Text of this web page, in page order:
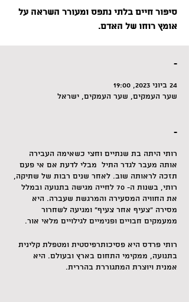
סיפור חיים בלתי נתפס ומעורר השראה על
אומץ רוחו של האדם.
-
24 ביוני 2023, 19:00
שער העמקים, שער העמקים, ישראל
-
רותי היתה בת שנתיים וחצי כשאימה העבירה
אותה מעבר לגדר התיל מבלי לדעת אם אי פעם
תזכה לראותה שוב. לאחר שנים רבות של שתיקה,
רותי, בשנות ה- 70 לחייה מגישה בתנועה ובמלל
את החוויה המסעירה והמרגשת שעברה. היא
מסירה "צעיף אחר צעיף" ומגיעה לשחרור
ממעמקים חבויים ופנימיים לגילויים מלאי אור.
רותי פרדס היא פסיכותרפיסטית ומטפלת קלינית
בתנועה, ממקימי התחום בארץ ובעולם. היא
אמנית ויוצרת המתגוררת בהררית.